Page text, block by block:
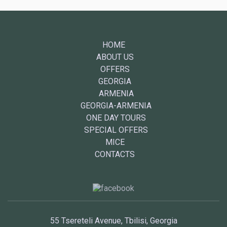
HOME
ABOUT US
OFFERS
GEORGIA
ARMENIA
GEORGIA-ARMENIA
ONE DAY TOURS
SPECIAL OFFERS
MICE
CONTACTS
55 Tsereteli Avenue, Tbilisi, Georgia